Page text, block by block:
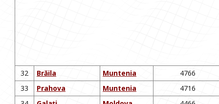
32 Brăila Muntenia
4766
33
Prahova Muntenia
4716